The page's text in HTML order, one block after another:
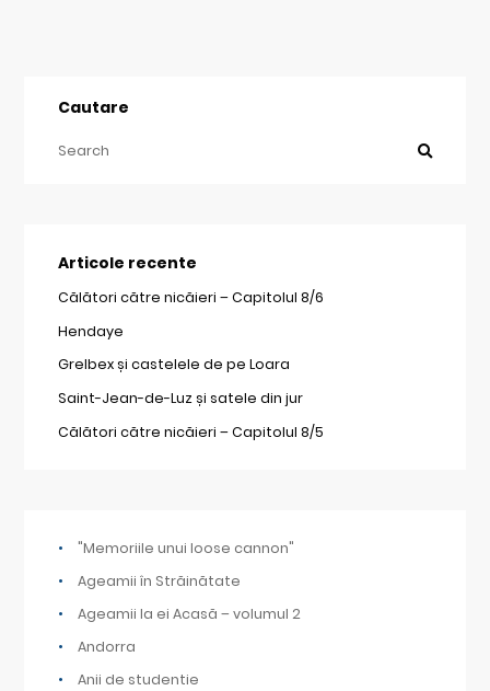
Cautare
Articole recente
Călători către nicăieri – Capitolul 8/6
Hendaye
Grelbex și castelele de pe Loara
Saint-Jean-de-Luz și satele din jur
Călători către nicăieri – Capitolul 8/5
"Memoriile unui loose cannon"
Ageamii în Străinătate
Ageamii la ei Acasă – volumul 2
Andorra
Anii de studentie